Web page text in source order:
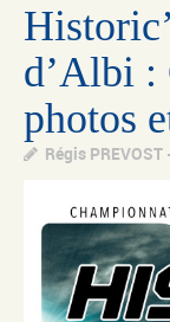
d’Albi :
photos
Régis PREVOST